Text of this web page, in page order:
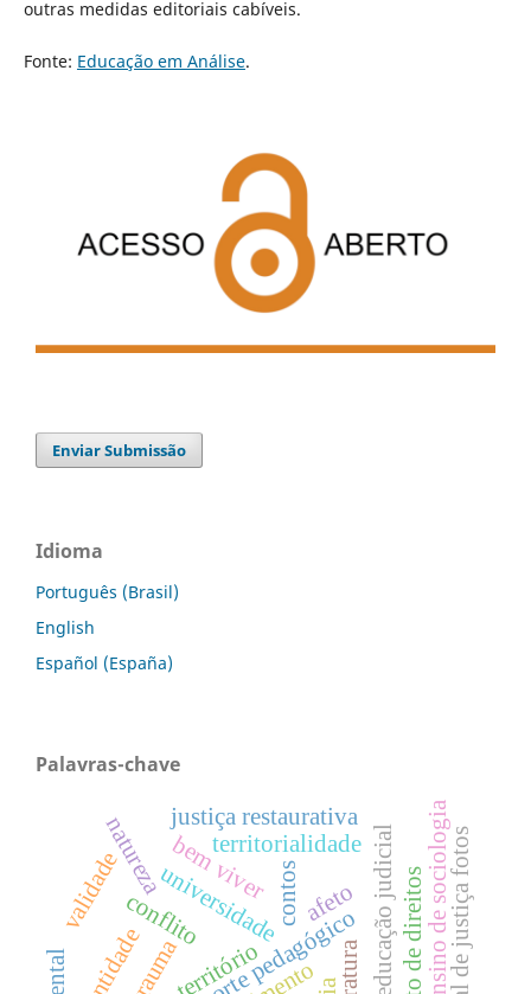
outras medidas editoriais cabíveis.
Fonte: Educação em Análise.
Enviar Submissão
Idioma
Português (Brasil)
English
Español (España)
Palavras-chave
bem viver
conflito
territorialidade educação judicial
suporte pedagógico
trauma
universidade
justiça restaurativa
contos sujeito de direitos
natureza ensino de sociologia
afeto
validade oficial de justiça fotos